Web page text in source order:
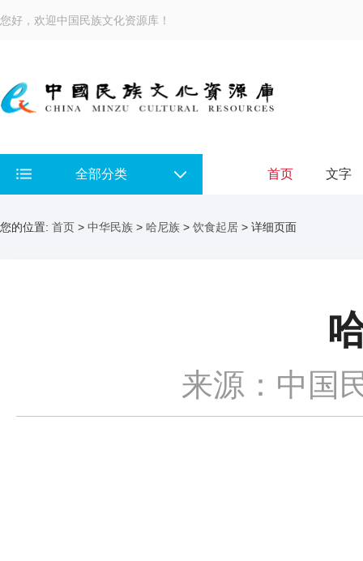
您好，欢迎中国民族文化资源库！
全部分类 首页 文字
您的位置: 首页 > 中华民族 > 哈尼族 > 饮食起居 > 详细页面
来源：中国